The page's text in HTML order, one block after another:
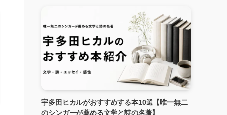
宇多田ヒカルがおすすめする本10選【唯一無二
のシンガーが薦める文学と詩の名著】